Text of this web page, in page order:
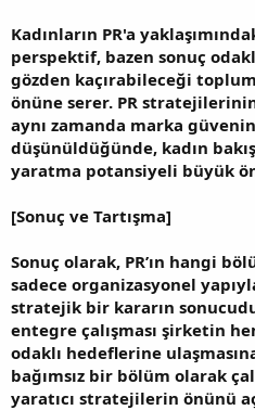
Kadınların PR'a
perspektif, bazen sonuç
gözden kaçırabileceği
önüne serer. PR
aynı zamanda marka
düşünüldüğünde, kadın
yaratma potansiyeli büyük
[Sonuç ve Tartışma]
Sonuç olarak, PR’ın hangi
sadece organizasyonel
stratejik bir kararın
entegre çalışması şirketin
odaklı hedeflerine
bağımsız bir bölüm olarak
yaratıcı stratejilerin önünü